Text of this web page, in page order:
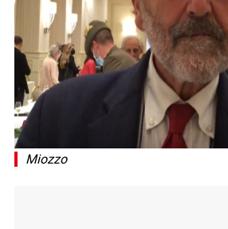
Miozzo